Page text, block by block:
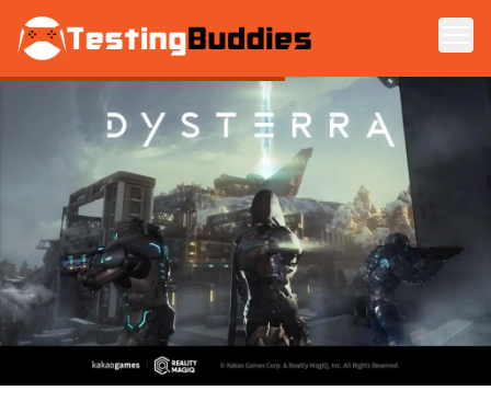
Zum Hauptinhalt springen